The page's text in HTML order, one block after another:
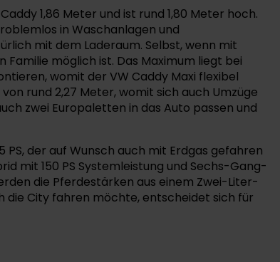
1,86 Meter und ist rund 1,80 Meter hoch.
in Waschanlagen und
mit dem Laderaum. Selbst, wenn mit
möglich ist. Das Maximum liegt bei
womit der VW Caddy Maxi flexibel
rund 2,27 Meter, womit sich auch Umzüge
zwei Europaletten in das Auto passen und
PS, der auf Wunsch auch mit Erdgas gefahren
mit 150 PS Systemleistung und Sechs-Gang-
die Pferdestärken aus einem Zwei-Liter-
die City fahren möchte, entscheidet sich für